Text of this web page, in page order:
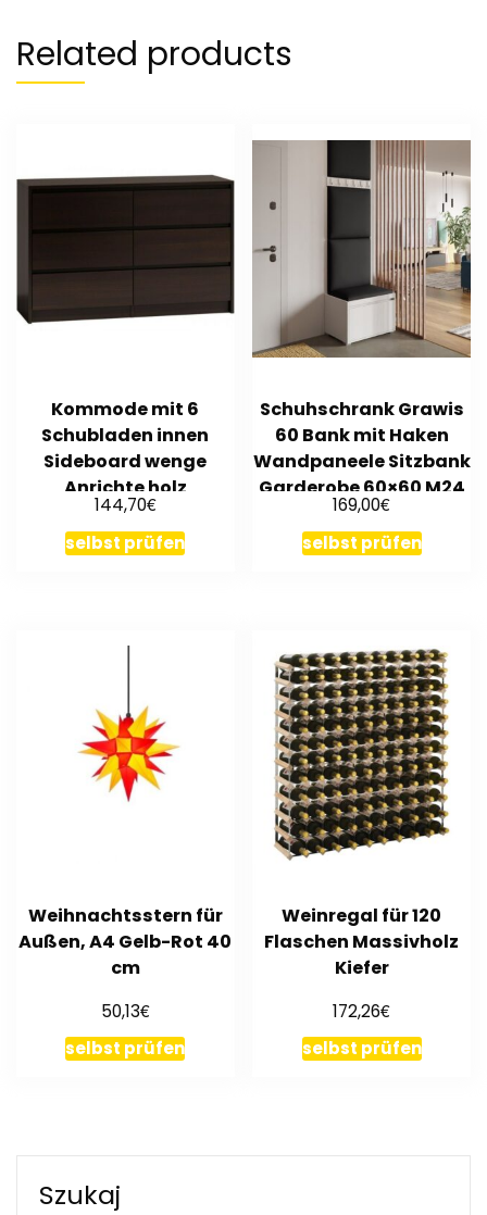
Related products
Kommode mit 6
Schubladen innen
Sideboard wenge
Anrichte holz
144,70€
selbst prüfen
Schuhschrank Grawis
60 Bank mit Haken
Wandpaneele Sitzbank
Garderobe 60×60 M24
169,00€
selbst prüfen
Weihnachtsstern für
Außen, A4 Gelb-Rot 40
cm
50,13€
selbst prüfen
Weinregal für 120
Flaschen Massivholz
Kiefer
172,26€
selbst prüfen
Szukaj